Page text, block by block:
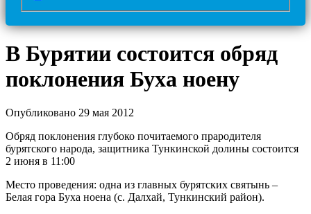
В Бурятии состоится обряд
поклонения Буха ноену
Опубликовано 29 мая 2012
Обряд поклонения глубоко почитаемого прародителя
бурятского народа, защитника Тункинской долины состоится
2 июня в 11:00
Место проведения: одна из главных бурятских святынь –
Белая гора Буха ноена (с. Далхай, Тункинский район).